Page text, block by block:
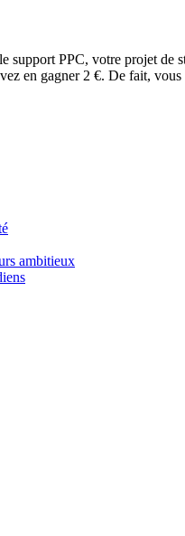
PPC, votre projet
en gagner 2 €. De fait,
ambitieux